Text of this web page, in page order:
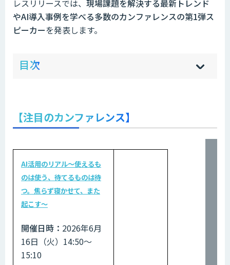
レスリリースでは、 現場課題を解決する最新トレンド
やAI導入事例を学べる多数のカンファレンスの第1弾ス
ピーカーを発表します。
目次 hi
]
sh
]
【注目のカンファレンス】
AI活用のリアル​～使えるも
のは使う、待てるものは待
つ。​焦らず寝かせて、また
起こす～
開催日時： 2026年6月
16日（火）14:50～
15:10